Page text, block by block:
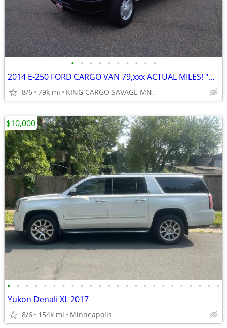
• • • • • • • • • •
2014 E-250 FORD CARGO VAN 79,xxx ACTUAL MILES! "Give the King a Ring"
8/6 79k mi KING CARGO SAVAGE MN.
• • • • • • • • • • • • • • • • • • • • • • • •
Yukon Denali XL 2017
8/6 154k mi Minneapolis
$10,000